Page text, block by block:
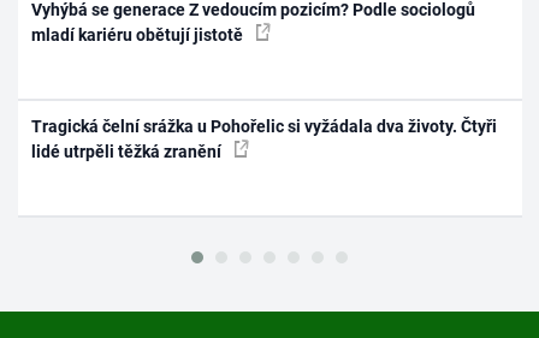
Vyhýbá se generace Z vedoucím pozicím? Podle sociologů
mladí kariéru obětují jistotě
Tragická čelní srážka u Pohořelic si vyžádala dva životy. Čtyři
lidé utrpěli těžká zranění